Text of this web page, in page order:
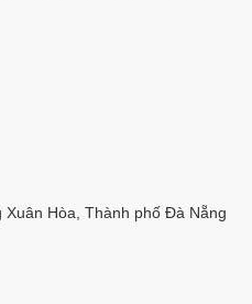
Hòa, Thành phố Đà Nẵng